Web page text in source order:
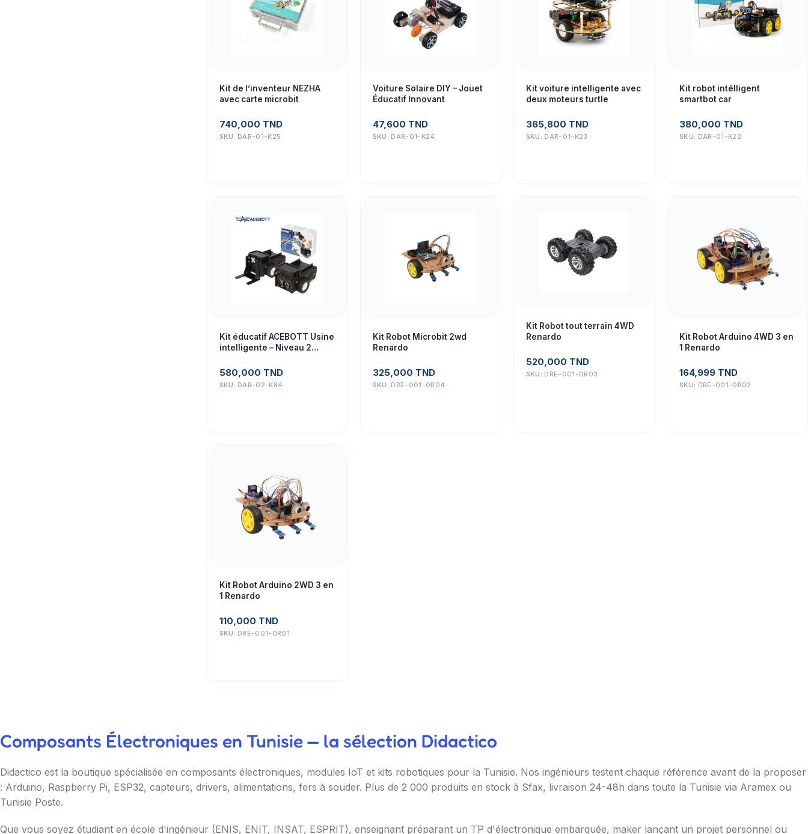
Kit de l’inventeur NEZHA
avec carte microbit
740,000 TND
SKU: DAR-01-K25
Voiture Solaire DIY – Jouet
Éducatif Innovant
47,600 TND
SKU: DAR-01-K24
Kit voiture intelligente avec
deux moteurs turtle
365,800 TND
SKU: DAR-01-K23
Kit robot intélligent
smartbot car
380,000 TND
SKU: DAR-01-K22
Kit éducatif ACEBOTT Usine
intelligente – Niveau 2
580,000 TND
SKU: DAR-02-K84
Kit Robot Microbit 2wd
Renardo
325,000 TND
SKU: DRE-001-0R04
Kit Robot tout terrain 4WD
Renardo
520,000 TND
SKU: DRE-001-0R03
Kit Robot Arduino 4WD 3 en
1 Renardo
164,999 TND
SKU: DRE-001-0R02
Kit Robot Arduino 2WD 3 en
1 Renardo
110,000 TND
SKU: DRE-001-0R01
Composants Électroniques en Tunisie — la sélection Didactico
Didactico est la boutique spécialisée en composants électroniques, modules IoT et kits robotiques pour la Tunisie. Nos ingénieurs testent chaque référence avant de la proposer
: Arduino, Raspberry Pi, ESP32, capteurs, drivers, alimentations, fers à souder. Plus de 2 000 produits en stock à Sfax, livraison 24-48h dans toute la Tunisie via Aramex ou
Tunisie Poste.
Que vous soyez étudiant en école d'ingénieur (ENIS, ENIT, INSAT, ESPRIT), enseignant préparant un TP d'électronique embarquée, maker lançant un projet personnel ou